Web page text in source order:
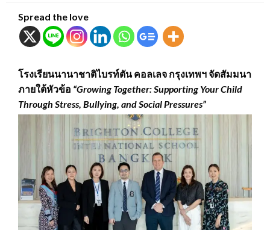
Spread the love
โรงเรียนนานาชาติไบรท์ตัน คอลเลจ กรุงเทพฯ จัดสัมมนา
ภายใต้หัวข้อ “Growing Together: Supporting Your Child
Through Stress, Bullying, and Social Pressures”